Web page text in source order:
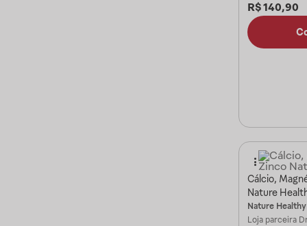
R$140,90
Cálcio,
Nature
Nature Healthy
Loja parceira